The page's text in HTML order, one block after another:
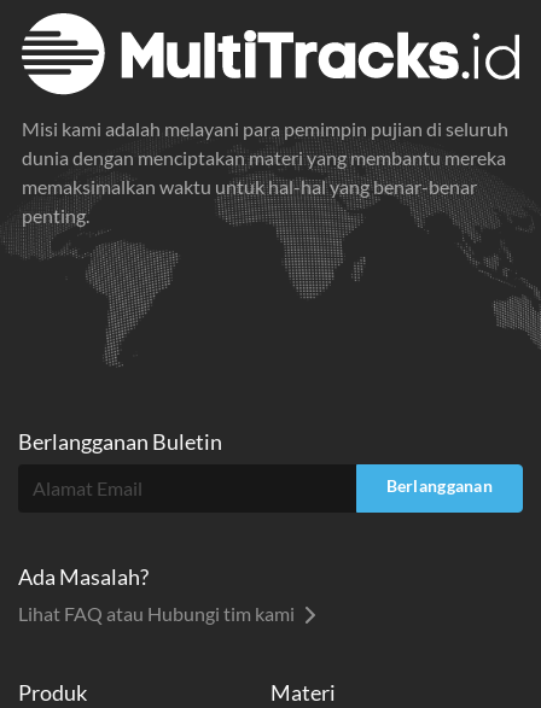
Misi kami adalah melayani para pemimpin pujian di seluruh
dunia dengan menciptakan materi yang membantu mereka
memaksimalkan waktu untuk hal-hal yang benar-benar
penting.
Produk Materi
Berlangganan Buletin
Berlangganan
Ada Masalah?
Lihat FAQ atau Hubungi tim kami